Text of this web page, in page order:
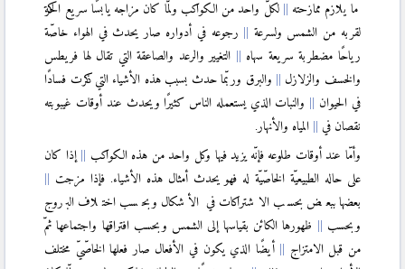
ما يلازم ممازحته
لكلّ واحد من الكواكب ولمّا كان مزاجه يابسًا سريع الحركة
لقربه من الشمس ولسرعة
رجوعه في أدواره صار يحدث في الهواء خاصّة
رياحًا مضطربة سريعة سهاه
التغيير والرعد والصاعقة التي تقال لها فريطس
والخسف والزلازل
والبرق وربّما حدث بسبب هذه الأشياء التي ذكرت فسادًا
في الحيوان
والنبات الذي يستعمله الناس كثيرًا ويحدث عند أوقات غيبوبته
نقصان في
المياه والأنهار.
وأمّا عند أوقات طلوعه فإنّه يزيد فيها وكل واحد من هذه الكواكب
إذا كان
على حاله الطبيعيّة الخاصّيّة له فهو يحدث أمثال هذه الأشياء. فإذا مزجت
بعضها ببعض بحسب الاشتراكات في الأشكال وبحسب اختلاف البروج
وبحسب
ظهورها الكائن بقياسها إلى الشمس وبحسب افتراقها واجتماعها ثمّ
من قبل الامتزاج
أيضًا الذي يكون في الأفعال صار فعلها الخاصّيّ مختلف